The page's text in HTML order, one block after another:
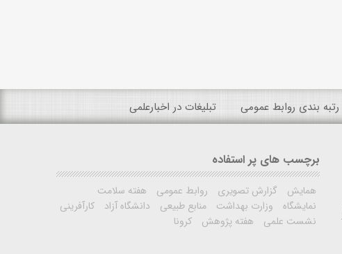
رتبه بندی روابط عمومی تبلیغات در اخبارعلمی
برچسب های پر استفاده
همایش گزارش تصویری روابط عمومی
هفته سلامت
نمایشگاه
وزارت بهداشت منابع طبیعی دانشگاه آزاد
کارآفرینی
نشست علمی
هفته پژوهش کرونا